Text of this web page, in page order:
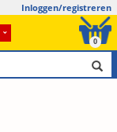
Inloggen/registreren
0